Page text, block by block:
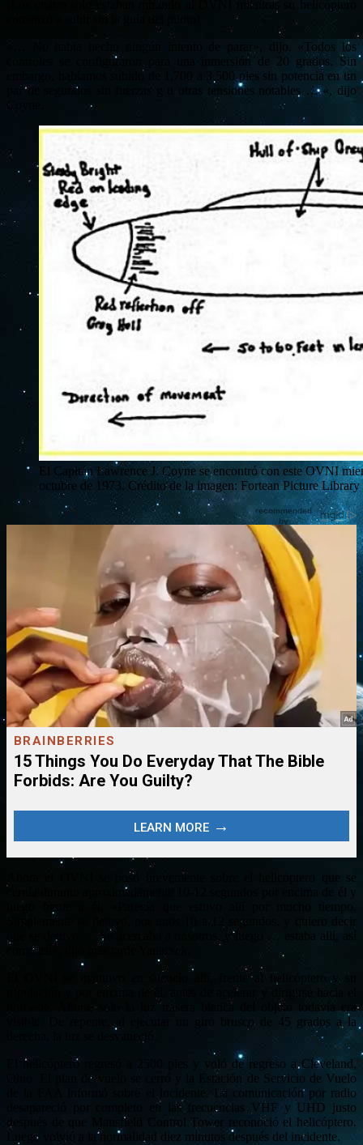
¡Los cuatro solo estaban mirando al OVNI mientras su helicóptero
comenzó a subir sin la guía del piloto!
«… No había hecho ningún intento de parar», dijo. «Todos los
controles se configuraron para una inmersión de 20 grados. Sin
embargo, habíamos subido de 1,700 a 3,500 pies sin potencia en un
par de segundos sin fuerzas g u otras tensiones notables … «, dijo
Coyne.
El Capitán Lawrence J. Coyne se encontró con este OVNI
octubre de 1973. Crédito de la imagen: Fortean Picture Library
Ahora el OVNI se posó brevemente sobre el helicóptero que se
cernía durante aproximadamente 10-12 segundos por encima de él y
Simplemente se detuvo, por unos 10 a 12 segundos, y quiero decir
que se detuvo … Se acercaba a nosotros, y luego … estaba allí, así
como así», dijo más tarde Yanacsek.
El OVNI se mantuvo en silencio allí, frente al helicóptero y su
tripulación y por encima de él, antes de acelerar y dirigirse hacia el
noroeste. Ahora, solo la luz trasera blanca del objeto todavía era
visible. De repente, al ejecutar un giro brusco de 45 grados a la
derecha, la luz se desvaneció.
El helicóptero regresó a 2500 pies y voló de regreso a Cleveland,
Ohio. El plan de vuelo se cerró y la Estación de Servicio de Vuelo
de la FAA informó sobre el incidente. La comunicación por radio
desapareció por completo en las frecuencias VHF y UHD justo
después de que Mansfield Control Tower reconoció el helicóptero.
Luego volvió a la normalidad diez minutos después del incidente.